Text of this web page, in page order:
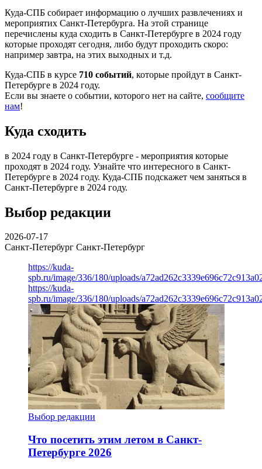
Куда-СПБ собирает информацию о лучших развлечениях и
мероприятих Санкт-Петербурга. На этой странице
перечислены куда сходить в Санкт-Петербурге в 2024 году
которые проходят сегодня, либо будут проходить скоро:
например завтра, на этих выходных и т.д.
Куда-СПБ в курсе 710 событий, которые пройдут в Санкт-
Петербурге в 2024 году.
Если вы знаете о событии, которого нет на сайте, сообщите
нам!
Куда сходить
в 2024 году в Санкт-Петербурге - мероприятия которые
проходят в 2024 году. Узнайте что интересного в Санкт-
Петербурге в 2024 году. Куда-СПБ подскажет чем заняться в
Санкт-Петербурге в 2024 году.
Выбор редакции
2026-07-17
Санкт-Петербург Санкт-Петербург
https://kuda-
spb.ru/image/336/180/uploads/
https://kuda-
spb.ru/image/336/180/uploads/
Выбор редакции
Что посетить этим летом в Санкт-
Петербурге 2026